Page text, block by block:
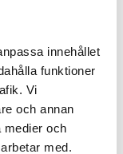
innehållet
funktioner
Vi
och annan
medier och
med.